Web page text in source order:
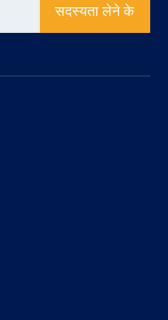
सदस्यता लेने के